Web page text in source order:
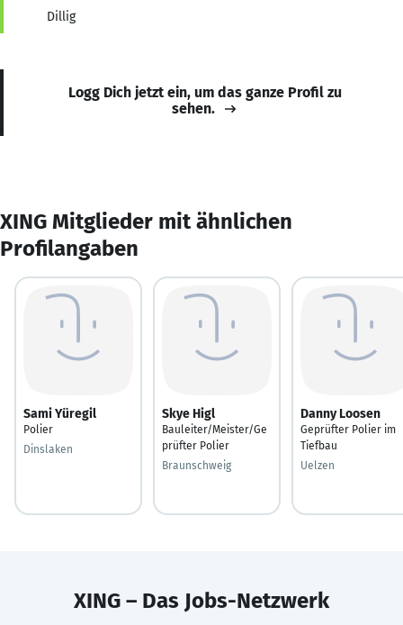
Dillig
Logg Dich jetzt ein, um das ganze Profil zu
sehen.
XING Mitglieder mit ähnlichen
Profilangaben
Sami Yüregil
Polier
Dinslaken
Skye Higl
Bauleiter/Meister/Ge
prüfter Polier
Braunschweig
Danny Loosen
Geprüfter Polier im
Tiefbau
Uelzen
XING – Das Jobs-Netzwerk